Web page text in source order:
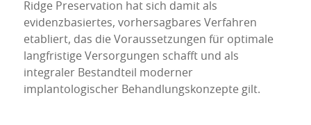
Ridge Preservation hat sich damit als
evidenzbasiertes, vorhersagbares Verfahren
etabliert, das die Voraussetzungen für optimale
langfristige Versorgungen schafft und als
integraler Bestandteil moderner
implantologischer Behandlungskonzepte gilt.